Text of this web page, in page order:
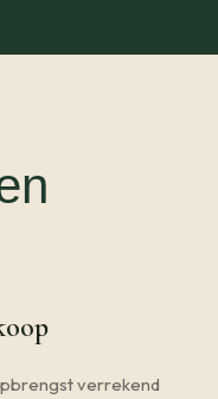
verrekend